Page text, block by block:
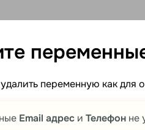
переменную как для
Email адрес и Телефон не